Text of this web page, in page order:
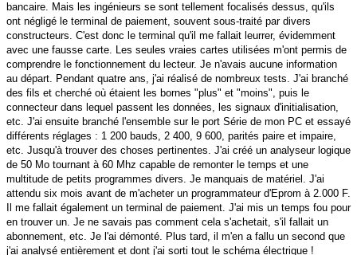
bancaire. Mais les ingénieurs se sont tellement focalisés dessus, qu'ils
ont négligé le terminal de paiement, souvent sous-traité par divers
constructeurs. C'est donc le terminal qu'il me fallait leurrer, évidemment
avec une fausse carte. Les seules vraies cartes utilisées m'ont permis de
comprendre le fonctionnement du lecteur. Je n'avais aucune information
au départ. Pendant quatre ans, j'ai réalisé de nombreux tests. J'ai branché
des fils et cherché où étaient les bornes "plus" et "moins", puis le
connecteur dans lequel passent les données, les signaux d'initialisation,
etc. J'ai ensuite branché l'ensemble sur le port Série de mon PC et essayé
différents réglages : 1 200 bauds, 2 400, 9 600, parités paire et impaire,
etc. Jusqu'à trouver des choses pertinentes. J'ai créé un analyseur logique
de 50 Mo tournant à 60 Mhz capable de remonter le temps et une
multitude de petits programmes divers. Je manquais de matériel. J'ai
attendu six mois avant de m'acheter un programmateur d'Eprom à 2.000 F.
Il me fallait également un terminal de paiement. J'ai mis un temps fou pour
en trouver un. Je ne savais pas comment cela s'achetait, s'il fallait un
abonnement, etc. Je l'ai démonté. Plus tard, il m'en a fallu un second que
j'ai analysé entièrement et dont j'ai sorti tout le schéma électrique !